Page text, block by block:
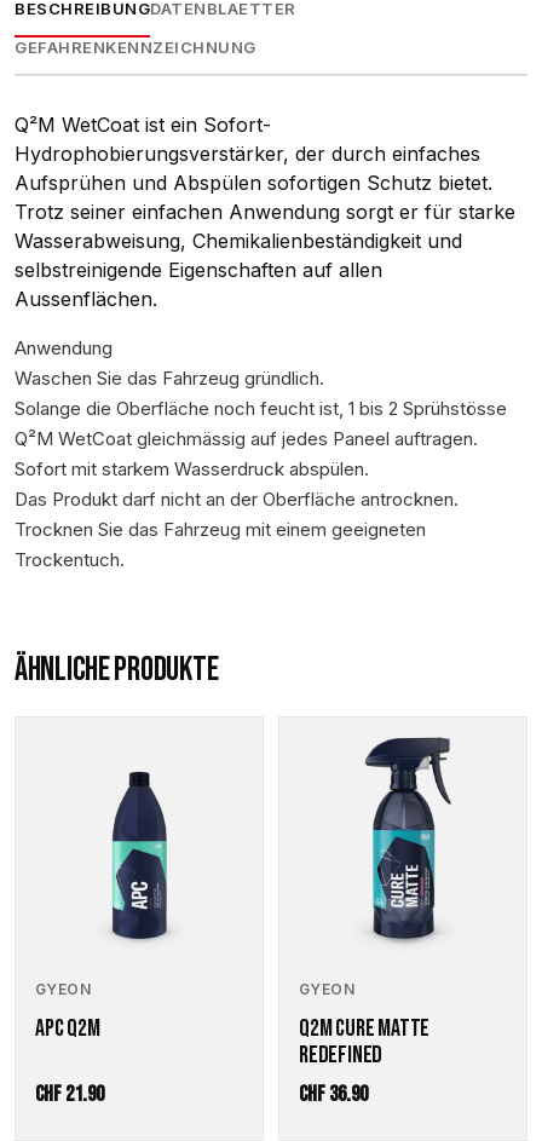
BESCHREIBUNGDATENBLAETTER
GEFAHRENKENNZEICHNUNG
Q²M WetCoat ist ein Sofort-
Hydrophobierungsverstärker, der durch einfaches
Aufsprühen und Abspülen sofortigen Schutz bietet.
Trotz seiner einfachen Anwendung sorgt er für starke
Wasserabweisung, Chemikalienbeständigkeit und
selbstreinigende Eigenschaften auf allen
Aussenflächen.
Anwendung
Waschen Sie das Fahrzeug gründlich.
Solange die Oberfläche noch feucht ist, 1 bis 2 Sprühstösse
Q²M WetCoat gleichmässig auf jedes Paneel auftragen.
Sofort mit starkem Wasserdruck abspülen.
Das Produkt darf nicht an der Oberfläche antrocknen.
Trocknen Sie das Fahrzeug mit einem geeigneten
Trockentuch.
ÄHNLICHE PRODUKTE
GYEON
APC Q2M
CHF21.90
GYEON
Q2M CURE MATTE
REDEFINED
CHF36.90